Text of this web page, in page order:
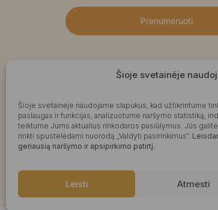
Šioje svetainėje
Šioje svetainėje naudojame slapukus, kad užtikrintume
paslaugas ir funkcijas, analizuotume naršymo statistiką,
teiktume Jums aktualius rinkodaros pasiūlymus. Jūs
rinkti spustelėdami nuorodą „Valdyti pasirinkimus“.
geriausią naršymo ir apsipirkimo patirtį.
Leisti Atmesti
Prenumeruoti